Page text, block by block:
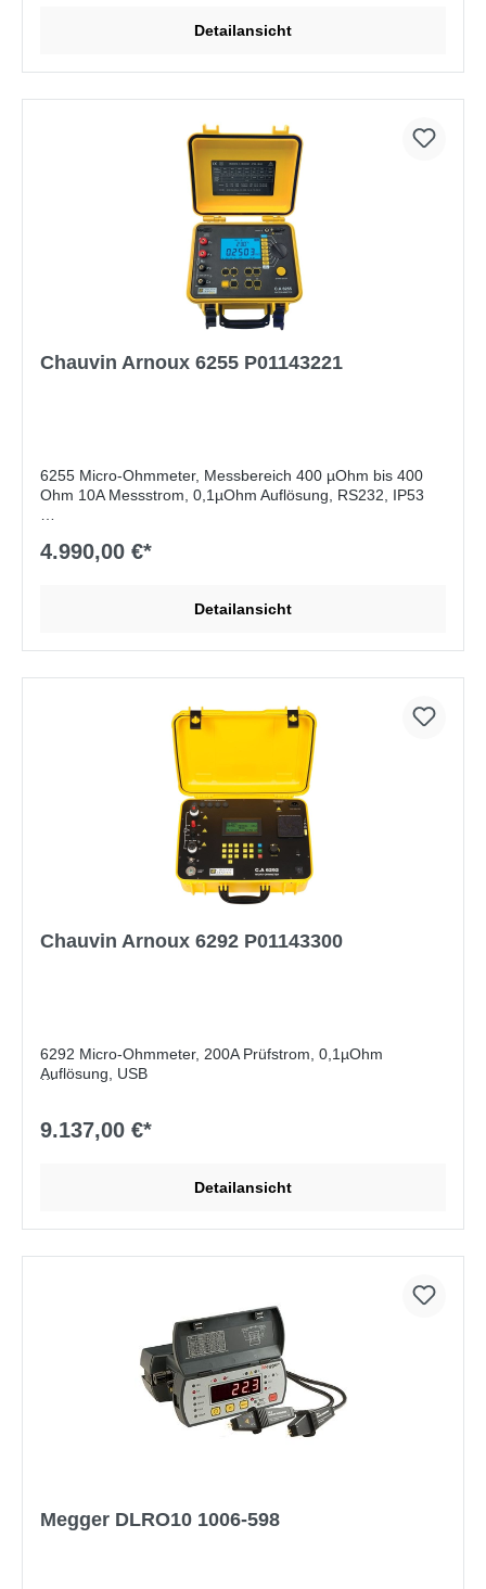
Detailansicht
Chauvin Arnoux 6255 P01143221
6255 Micro-Ohmmeter, Messbereich 400 µOhm bis 400
Ohm 10A Messstrom, 0,1µOhm Auflösung, RS232, IP53
4.990,00 €*
Detailansicht
Chauvin Arnoux 6292 P01143300
6292 Micro-Ohmmeter, 200A Prüfstrom, 0,1µOhm
Auflösung, USB
Erdungskabel 3m, USB-Kabel, Software
9.137,00 €*
Detailansicht
Megger DLRO10 1006-598